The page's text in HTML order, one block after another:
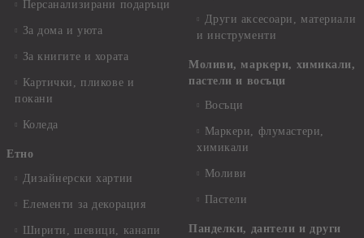
Персанализирани подаръци
За дома и уюта
За книгите и хората
Картички, пликове и
покани
Коледа
Етно
Дизайнерски хартии
Елементи за декорация
Ширити, шевици, канапи
Други аксесоари, материали
и инструменти
Моливи, маркери, химикали,
пастели и восъци
Восъци
Маркери, флумастери,
химикали
Моливи
Пастели
Панделки, дантели и други